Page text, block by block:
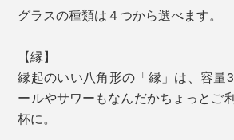
グラスの種類は４つから選べます。
【縁】
縁起のいい八角形の「縁」は、容量
ールやサワーもなんだかちょっとご
杯に。